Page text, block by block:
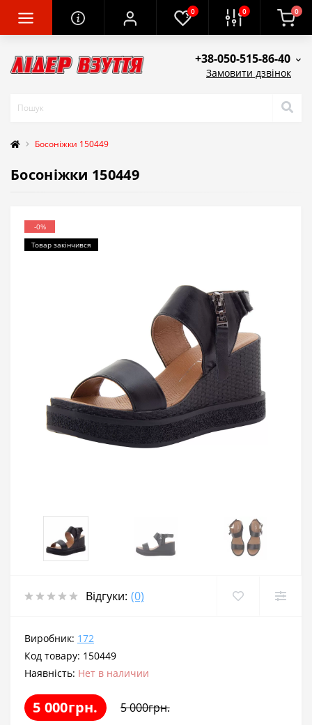
0 0 0
+38-050-515-86-40
Замовити дзвінок
Босоніжки 150449
Босоніжки 150449
-0%
Товар закінчився
Відгуки: (0)
Виробник: 172
Код товару: 150449
Наявність: Нет в наличии
5 000грн. 5 000грн.